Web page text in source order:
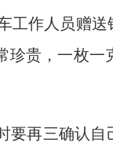
作人员赠送
贵，一枚一
再三确认自